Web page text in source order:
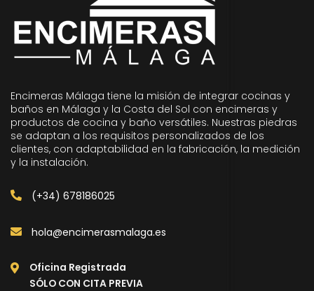
Encimeras Málaga tiene la misión de integrar cocinas y
baños en Málaga y la Costa del Sol con encimeras y
productos de cocina y baño versátiles. Nuestras piedras
se adaptan a los requisitos personalizados de los
clientes, con adaptabilidad en la fabricación, la medición
y la instalación.
(+34) 678186025
hola@encimerasmalaga.es
Oficina Registrada
SÓLO CON CITA PREVIA